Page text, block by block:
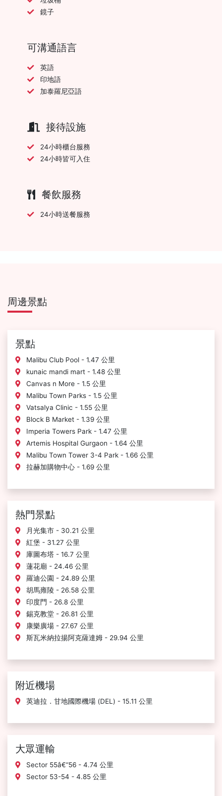
鏡子
可溝通語言
英語
印地語
加泰羅尼亞語
接待設施
24小時櫃台服務
24小時皆可入住
餐飲服務
24小時送餐服務
周邊景點
景點
Malibu Club Pool - 1.47 公里
kunaic mandi mart - 1.48 公里
Canvas n More - 1.5 公里
Malibu Town Parks - 1.5 公里
Vatsalya Clinic - 1.55 公里
Block B Market - 1.39 公里
Imperia Towers Park - 1.47 公里
Artemis Hospital Gurgaon - 1.64 公里
Malibu Town Tower 3-4 Park - 1.66 公里
拉赫加購物中心 - 1.69 公里
熱門景點
月光集市 - 30.21 公里
紅堡 - 31.27 公里
庫圖布塔 - 16.7 公里
蓮花廟 - 24.46 公里
羅迪公園 - 24.89 公里
胡馬雍陵 - 26.58 公里
印度門 - 26.8 公里
錫克教堂 - 26.81 公里
康樂廣場 - 27.67 公里
斯瓦米納拉揚阿克薩達姆 - 29.94 公里
附近機場
英迪拉．甘地國際機場 (DEL) - 15.11 公里
大眾運輸
Sector 55â€“56 - 4.74 公里
Sector 53-54 - 4.85 公里